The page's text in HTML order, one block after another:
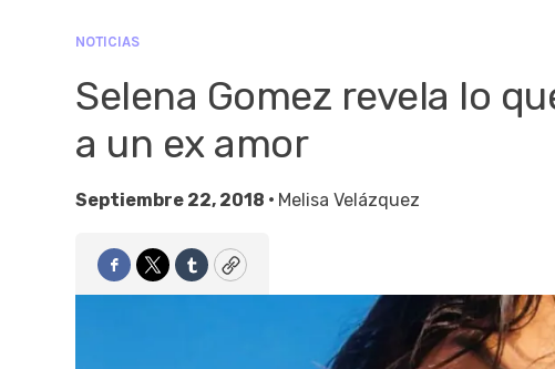
NOTICIAS
Selena Gomez revela lo
a un ex amor
Septiembre 22, 2018 • Melisa Velázquez
Facebook
TwitterTumblrCopy